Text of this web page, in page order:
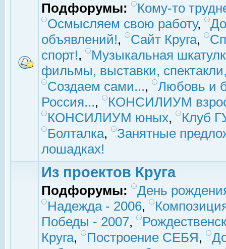
Подфорумы:
Кому-то
Осмысляем свою работу,
объявлений!, Сайт Круга,
спорт!,
Музыкальная
фильмы, выставки,
Создаем сами...,
Любовь и
Россия...,
КОНСИЛИУМ
КОНСИЛИУМ юных,
Клуб
Болталка,
Занятные
лошадках!
Из проектов Круга
Подфорумы:
День
Надежда - 2006,
Победы - 2007,
Круга, Построение СЕБЯ,